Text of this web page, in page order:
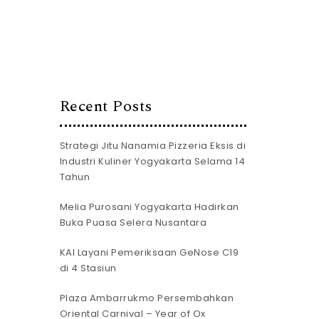
Recent Posts
Strategi Jitu Nanamia Pizzeria Eksis di
Industri Kuliner Yogyakarta Selama 14
Tahun
Melia Purosani Yogyakarta Hadirkan
Buka Puasa Selera Nusantara
KAI Layani Pemeriksaan GeNose C19
di 4 Stasiun
Plaza Ambarrukmo Persembahkan
Oriental Carnival – Year of Ox